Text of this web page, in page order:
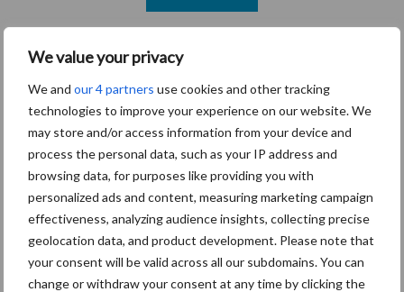
We value your privacy
We and our 4 partners use cookies and other tracking
technologies to improve your experience on our website. We
may store and/or access information from your device and
process the personal data, such as your IP address and
browsing data, for purposes like providing you with
personalized ads and content, measuring marketing campaign
effectiveness, analyzing audience insights, collecting precise
geolocation data, and product development. Please note that
your consent will be valid across all our subdomains. You can
change or withdraw your consent at any time by clicking the
Primaire
Sidebar
7 aug
Grondstoffenmarkt blijft grillig:
droogte en geopolitiek houden
handel in de greep
7 aug
De speenhuid: een vaak
onderschatte risicofactor voor
mastitis